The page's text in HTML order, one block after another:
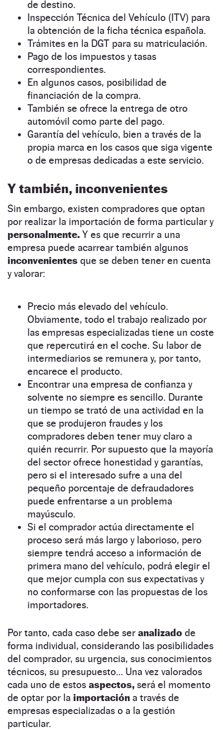
de destino.
Inspección Técnica del Vehículo (ITV) para
la obtención de la ficha técnica española.
Trámites en la DGT para su matriculación.
Pago de los impuestos y tasas
correspondientes.
En algunos casos, posibilidad de
financiación de la compra.
También se ofrece la entrega de otro
automóvil como parte del pago.
Garantía del vehículo, bien a través de la
propia marca en los casos que siga vigente
o de empresas dedicadas a este servicio.
Y también, inconvenientes
Sin embargo, existen compradores que optan
por realizar la importación de forma particular y
personalmente. Y es que recurrir a una
empresa puede acarrear también algunos
inconvenientes que se deben tener en cuenta
y valorar:
Precio más elevado del vehículo.
Obviamente, todo el trabajo realizado por
las empresas especializadas tiene un coste
que repercutirá en el coche. Su labor de
intermediarios se remunera y, por tanto,
encarece el producto.
Encontrar una empresa de confianza y
solvente no siempre es sencillo. Durante
un tiempo se trató de una actividad en la
que se produjeron fraudes y los
compradores deben tener muy claro a
quién recurrir. Por supuesto que la mayoría
del sector ofrece honestidad y garantías,
pero si el interesado sufre a una del
pequeño porcentaje de defraudadores
puede enfrentarse a un problema
mayúsculo.
Si el comprador actúa directamente el
proceso será más largo y laborioso, pero
siempre tendrá acceso a información de
primera mano del vehículo, podrá elegir el
que mejor cumpla con sus expectativas y
no conformarse con las propuestas de los
importadores.
Por tanto, cada caso debe ser analizado de
forma individual, considerando las posibilidades
del comprador, su urgencia, sus conocimientos
técnicos, su presupuesto… Una vez valorados
cada uno de estos aspectos, será el momento
de optar por la importación a través de
empresas especializadas o a la gestión
particular.